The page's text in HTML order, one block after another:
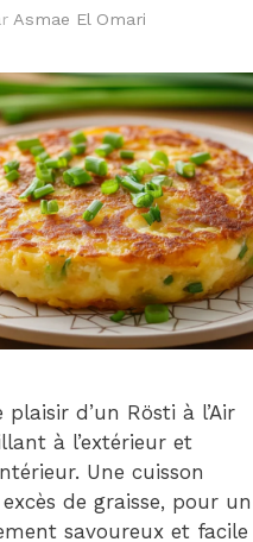
Asmae El Omari
plaisir d’un Rösti à l’Air
à l’extérieur et
Une cuisson
de graisse, pour un
savoureux et facile